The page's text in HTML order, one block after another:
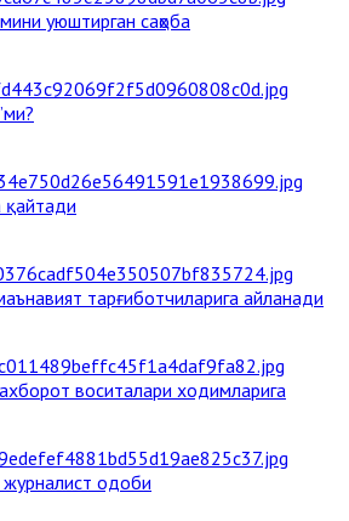
уюштирган саҳоба
қайтади
тарғиботчиларига айланади
воситалари ходимларига
одоби